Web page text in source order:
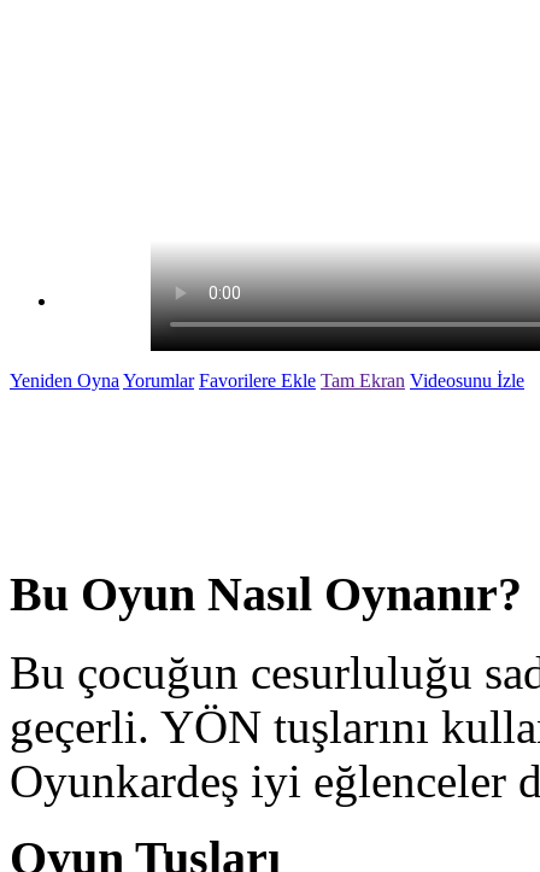
Cesur Çocuk Oyunu
Yeniden Oyna Yorumlar Favorilere Ekle Tam Ekran Videosunu İzle
Bu Oyun Nasıl Oynanır?
Bu çocuğun cesurluluğu
geçerli. YÖN tuşlarını
Oyunkardeş iyi eğlenceler
Oyun Tuşları